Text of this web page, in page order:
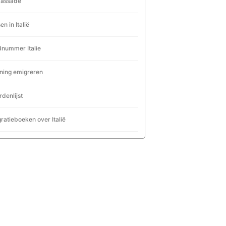
in Italië
Italie
emigreren
over Italië